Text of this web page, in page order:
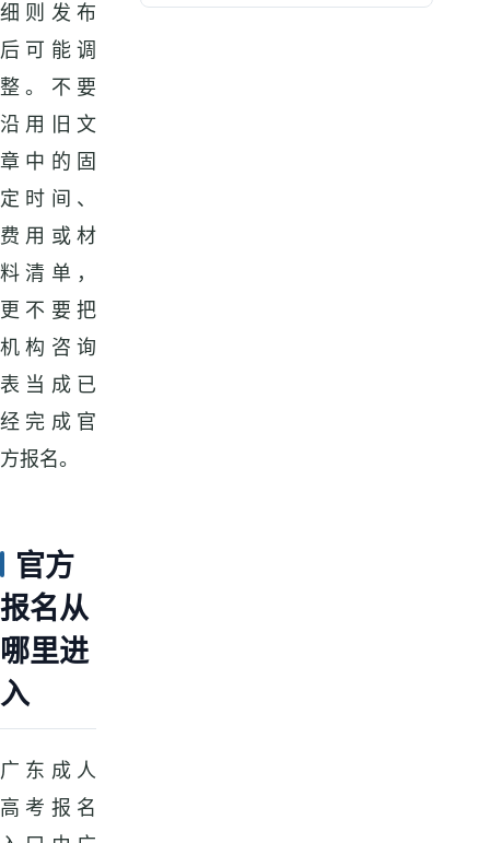
细则发布
后可能调
整。不要
沿用旧文
章中的固
定时间、
费用或材
料清单，
更不要把
机构咨询
表当成已
经完成官
方报名。
官方
报名从
哪里进
入
广东成人
高考报名